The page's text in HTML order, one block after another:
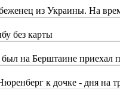
из Украины. На
без карты
на Берштаине приехал
к дочке - дня на